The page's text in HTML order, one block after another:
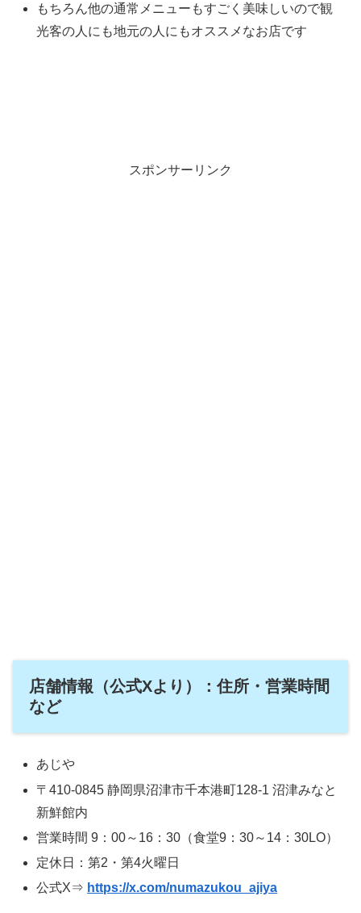
もちろん他の通常メニューもすごく美味しいので観
光客の人にも地元の人にもオススメなお店です
スポンサーリンク
店舗情報（公式Xより）：住所・営業時間
など
あじや
〒410-0845 静岡県沼津市千本港町128-1 沼津みなと
新鮮館内
営業時間 9：00～16：30（食堂9：30～14：30LO）
定休日：第2・第4火曜日
公式X⇒ https://x.com/numazukou_ajiya